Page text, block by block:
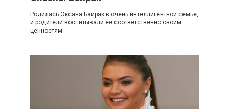
Родилась Оксана Байрак в очень интеллигентной семье,
и родители воспитывали её соответственно своим
ценностям.